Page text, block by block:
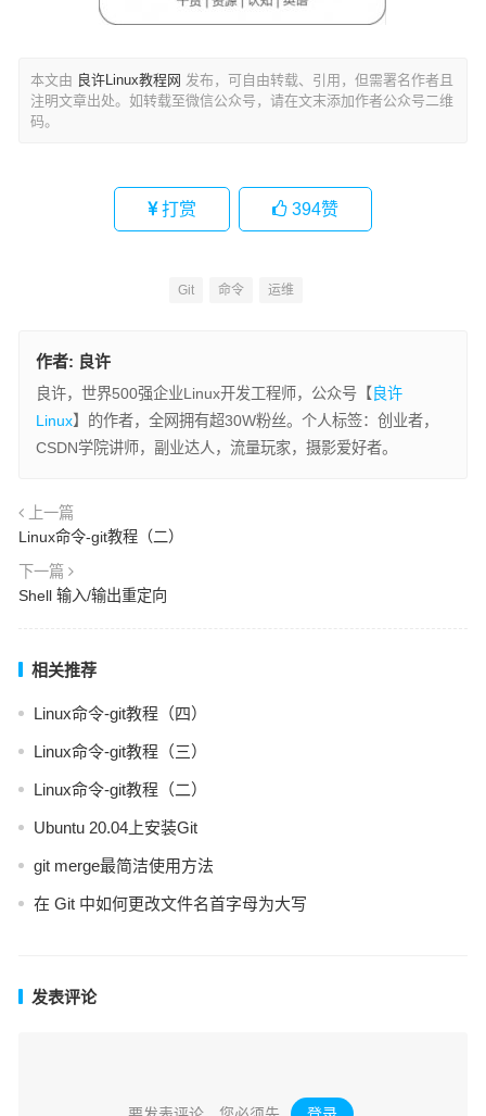
本文由 良许Linux教程网 发布，可自由转载、引用，但需署名作者且
注明文章出处。如转载至微信公众号，请在文末添加作者公众号二维
码。
打赏 394赞
Git 命令 运维
作者: 良许
良许，世界500强企业Linux开发工程师，公众号【 良许
Linux】的作者，全网拥有超30W粉丝。个人标签：创业者，
CSDN学院讲师，副业达人，流量玩家，摄影爱好者。
上一篇
Linux命令-git教程（二）
下一篇
Shell 输入/输出重定向
相关推荐
Linux命令-git教程（四）
Linux命令-git教程（三）
Linux命令-git教程（二）
Ubuntu 20.04上安装Git
git merge最简洁使用方法
在 Git 中如何更改文件名首字母为大写
发表评论